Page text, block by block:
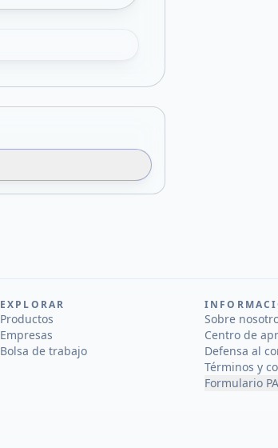
EXPLORAR
Productos
Empresas
Bolsa de trabajo
Sobre
Centro de
Defensa al
Términos y
Formulario